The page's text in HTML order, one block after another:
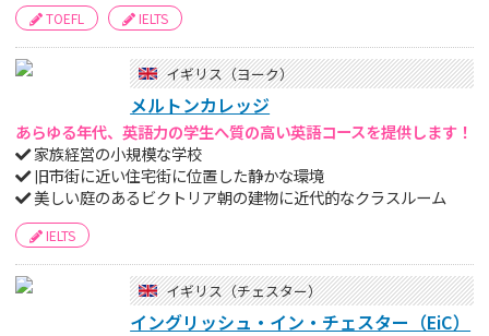
TOEFL IELTS
イギリス（ヨーク）
メルトンカレッジ
あらゆる年代、英語力の学生へ質の高い英語コースを提供します！
家族経営の小規模な学校
旧市街に近い住宅街に位置した静かな環境
美しい庭のあるビクトリア朝の建物に近代的なクラスルーム
IELTS
イギリス（チェスター）
イングリッシュ・イン・チェスター（EiC）